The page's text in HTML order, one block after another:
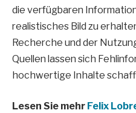
die verfügbaren
realistisches Bild zu
Recherche und der
Quellen lassen sich
hochwertige Inhalte
Lesen Sie mehr Felix